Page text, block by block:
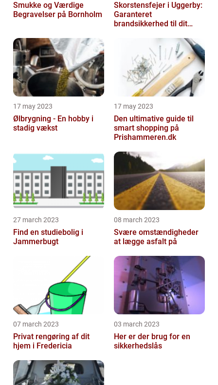
Smukke og Værdige
Begravelser på Bornholm
Skorstensfejer i Uggerby:
Garanteret
brandsikkerhed til dit
17 may 2023
Ølbrygning - En hobby i
stadig vækst
17 may 2023
Den ultimative guide til
smart shopping på
Prishammeren.dk
27 march 2023
Find en studiebolig i
Jammerbugt
08 march 2023
Svære omstændigheder
at lægge asfalt på
07 march 2023
Privat rengøring af dit
hjem i Fredericia
03 march 2023
Her er der brug for en
sikkerhedslås